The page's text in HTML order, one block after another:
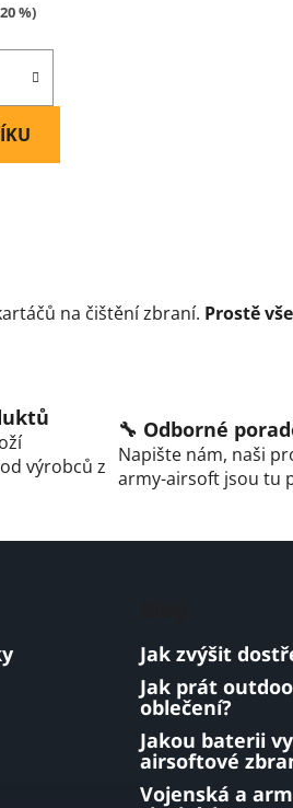
%)
na čištění zbraní. Prostě
výrobců z
🔧 Odborné
Napište nám, naši
army-airsoft jsou tu
Jak zvýšit
Jak prát
oblečení?
Jakou baterii
airsoftové
Vojenská a